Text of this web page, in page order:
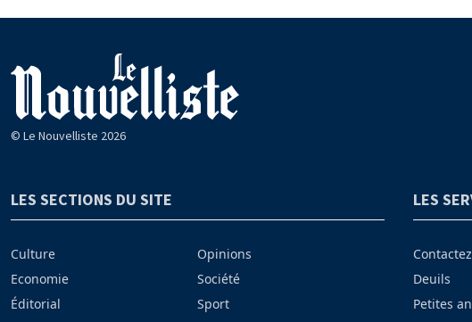
© Le Nouvelliste 2026
LES SECTIONS DU SITE
Culture
Economie
Éditorial
Opinions
Société
Sport
LES
Deuils
Petites